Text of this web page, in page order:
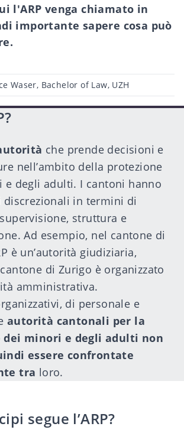
l'ARP venga chiamato in
importante sapere cosa può
Waser, Bachelor of Law, UZH
che prende decisioni e
nell’ambito della protezione
e degli adulti. I cantoni hanno
discrezionali in termini di
struttura e
Ad esempio, nel cantone di
è un’autorità giudiziaria,
di Zurigo è organizzato
amministrativa.
di personale e
autorità cantonali per la
dei minori e degli adulti non
essere confrontate
tra loro.
segue l’ARP?